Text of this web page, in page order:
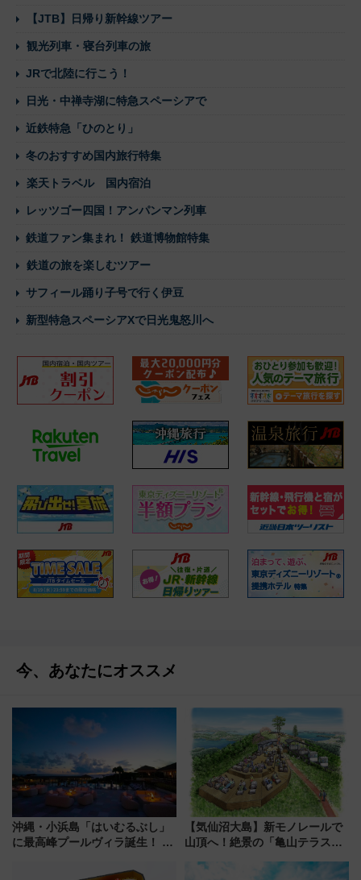
【JTB】日帰り新幹線ツアー
観光列車・寝台列車の旅
JRで北陸に行こう！
日光・中禅寺湖に特急スペーシアで
近鉄特急「ひのとり」
冬のおすすめ国内旅行特集
楽天トラベル 国内宿泊
レッツゴー四国！アンパンマン列車
鉄道ファン集まれ！ 鉄道博物館特集
鉄道の旅を楽しむツアー
サフィール踊り子号で行く伊豆
新型特急スペーシアXで日光鬼怒川へ
今、あなたにオススメ
沖縄・小浜島「はいむるぶし」
に最高峰プールヴィラ誕生！ 石
美旅「何もしない贅沢」を体験
【気仙沼大島】新モノレールで
山頂へ！絶景の「亀山テラス
暇村のお得な日帰りプランも登